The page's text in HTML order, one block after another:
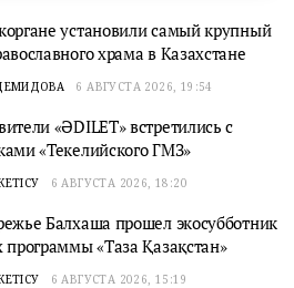
установили самый крупный
храма в Казахстане
6 АВГУСТА 2026, 19:54
«ӘDILET» встретились с
«Текелийского ГМЗ»
6 АВГУСТА 2026, 18:20
Балхаша прошел экосубботник
программы «Таза Қазақстан»
6 АВГУСТА 2026, 15:19